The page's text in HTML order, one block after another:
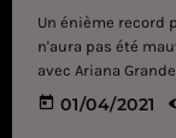
Un énième record
n'aura pas été
avec Ariana
palier dans sa
classements
today 01/04/2021